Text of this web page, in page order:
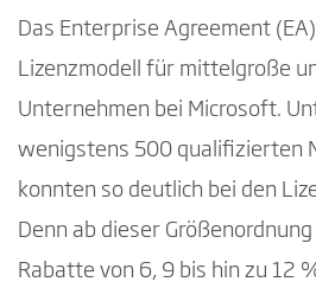
Was passiert mit Kunden,
Vertrag noch nicht
Welche alternativen
diese Kunden?
Warum hat Microsoft sein
umgestellt?
Das Enterprise Agreement
Lizenzmodell für mittelgroße
Unternehmen bei Microsoft.
wenigstens 500 qualifizierten
konnten so deutlich bei den
Denn ab dieser
Rabatte von 6, 9 bis hin zu 12